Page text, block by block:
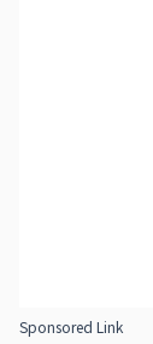
Sponsored Link